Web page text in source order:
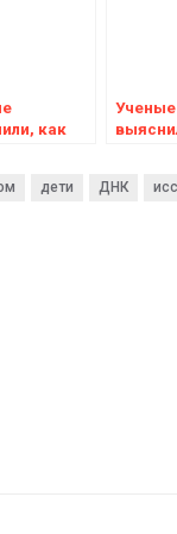
как
повысить
Ученые
дети ДНК